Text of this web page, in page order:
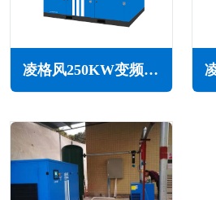
凌格风250KW变频空压机LS系列